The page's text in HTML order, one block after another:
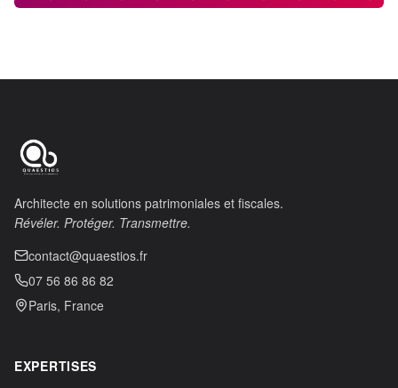
Architecte en solutions patrimoniales et fiscales.
Révéler. Protéger. Transmettre.
contact@quaestios.fr
07 56 86 86 82
Paris, France
EXPERTISES